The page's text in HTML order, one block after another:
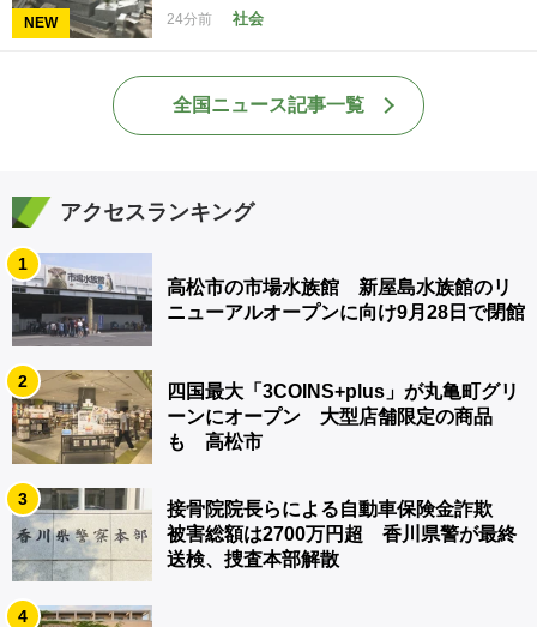
NEW 24分前 社会
全国ニュース記事一覧
アクセスランキング
1
高松市の市場水族館 新屋島水族館のリ
ニューアルオープンに向け9月28日で閉館
2
四国最大「3COINS+plus」が丸亀町グリ
ーンにオープン 大型店舗限定の商品
も 高松市
3
接骨院院長らによる自動車保険金詐欺
被害総額は2700万円超 香川県警が最終
送検、捜査本部解散
4